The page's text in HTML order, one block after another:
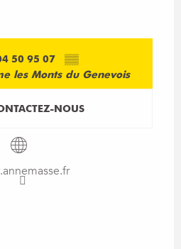
50 95 07 ▒▒
les Monts du Genevois
NOUS